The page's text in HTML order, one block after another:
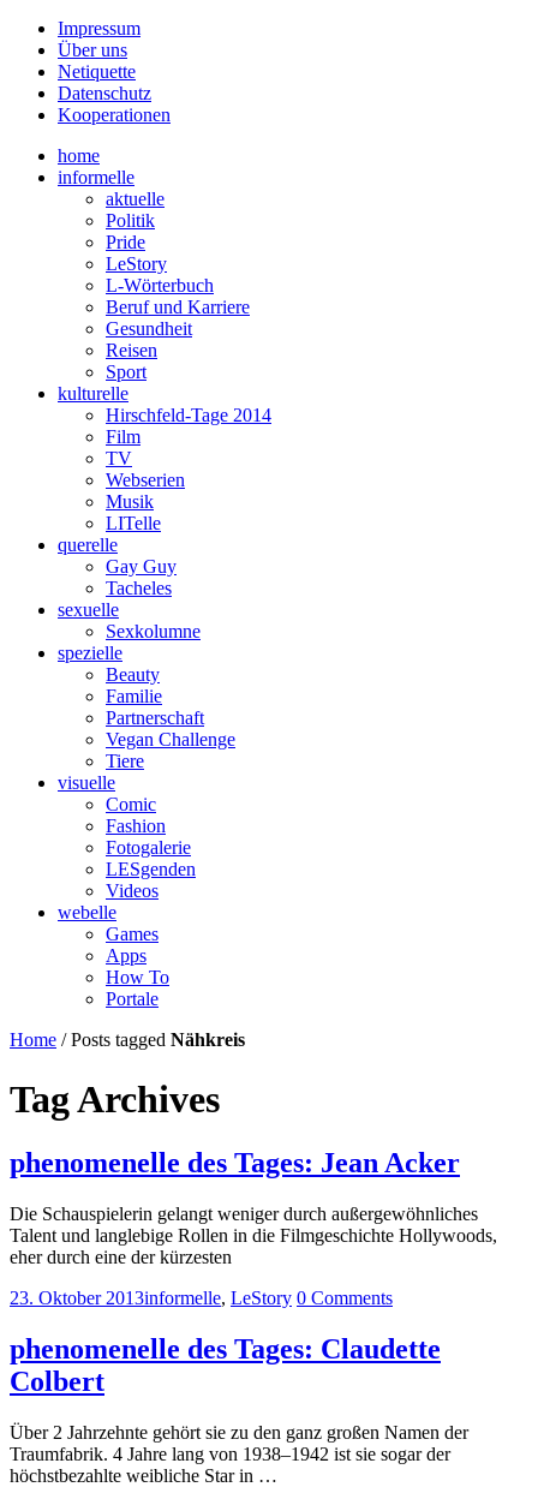
Impressum
Über uns
Netiquette
Datenschutz
Kooperationen
home
informelle
aktuelle
Politik
Pride
LeStory
L-Wörterbuch
Beruf und Karriere
Gesundheit
Reisen
Sport
kulturelle
Hirschfeld-Tage 2014
Film
TV
Webserien
Musik
LITelle
querelle
Gay Guy
Tacheles
sexuelle
Sexkolumne
spezielle
Beauty
Familie
Partnerschaft
Vegan Challenge
Tiere
visuelle
Comic
Fashion
Fotogalerie
LESgenden
Videos
webelle
Games
Apps
How To
Portale
Home /Posts tagged Nähkreis
Tag Archives
phenomenelle des Tages: Jean Acker
Die Schauspielerin gelangt weniger durch außergewöhnliches
Talent und langlebige Rollen in die Filmgeschichte Hollywoods,
eher durch eine der kürzesten
23. Oktober 2013informelle, LeStory 0 Comments
phenomenelle des Tages: Claudette
Colbert
Über 2 Jahrzehnte gehört sie zu den ganz großen Namen der
Traumfabrik. 4 Jahre lang von 1938–1942 ist sie sogar der
höchstbezahlte weibliche Star in …